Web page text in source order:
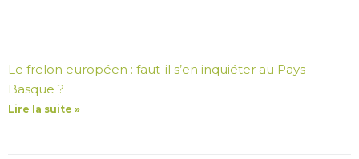
Le frelon européen : faut-il s’en inquiéter au Pays
Basque ?
Lire la suite »